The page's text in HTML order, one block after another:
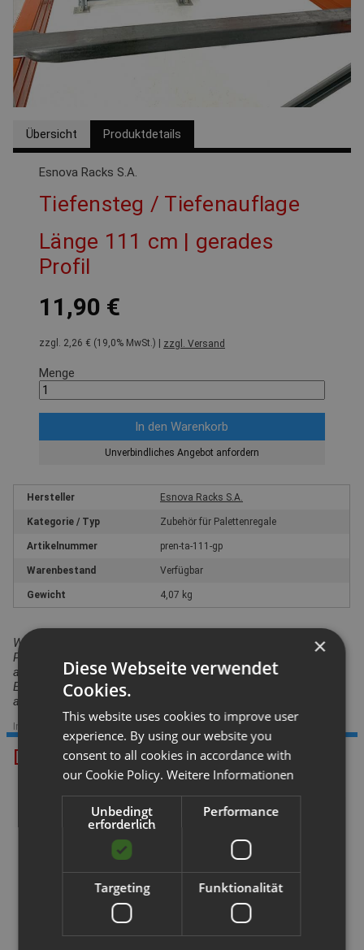
Übersicht Produktdetails
Esnova Racks S.A.
Tiefensteg / Tiefenauflage
Länge 111 cm | gerades
Profil
11,90 €
zzgl. 2,26 € (19,0% MwSt.) | zzgl. Versand
Menge
Unverbindliches Angebot anfordern
Hersteller Esnova Racks S.A.
Kategorie / Typ Zubehör für Palettenregale
Artikelnummer pren-ta-111-gp
Warenbestand Verfügbar
Gewicht 4,07 kg
Wir weisen darauf hin, dass in Bezug auf die
Produktsicherheitsverordnung das hier angebotene Produkt
ausschließlich für den gewerblichen Einsatz vorgesehen ist.
Ein Einsatz durch Verbraucher i.S. v. § 13 BGB ist
auszuschließen.
Im Sortiment seit: 11.02.2021 Datenstand: 16.02.2026
Das könnte Ihnen gefallen.
Palettenregal Palettenregal
×
Diese Webseite verwendet
Cookies.
This website uses cookies to improve user
experience. By using our website you
consent to all cookies in accordance with
our Cookie Policy. Weitere Informationen
Unbedingt
erforderlich
Performance
Targeting Funktionalität